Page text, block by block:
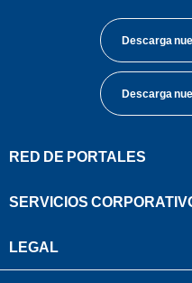
Descarga
Descarga
RED DE PORTALES
SERVICIOS
LEGAL